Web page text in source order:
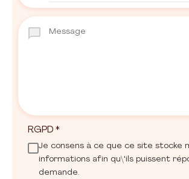
RGPD *
Je consens à ce que ce site stocke
informations afin qu\'ils puissent
demande.